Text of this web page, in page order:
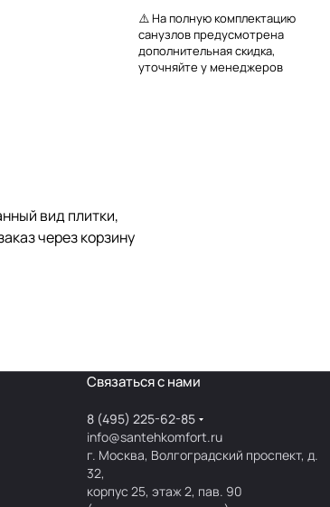
⚠️ На полную комплектацию
санузлов предусмотрена
дополнительная скидка,
уточняйте у менеджеров
вид плитки,
через корзину
Связаться с нами
8 (495) 225-62-85
info@santehkomfort.ru
г. Москва, Волгоградский проспект, д.
32,
корпус 25, этаж 2, пав. 90